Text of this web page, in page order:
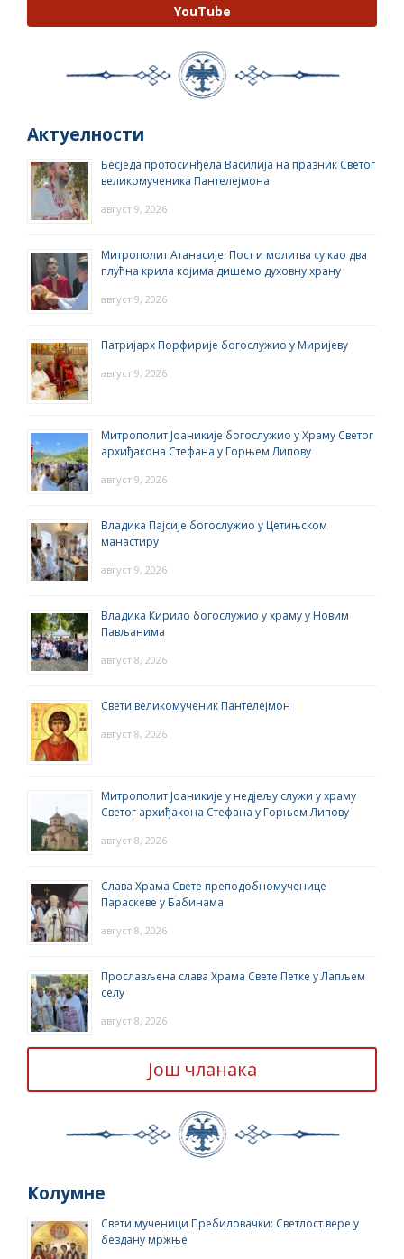
YouTube
Актуелности
Бесједа протосинђела Василија на празник Светог
великомученика Пантелејмона
август 9, 2026
Митрополит Атанасије: Пост и молитва су као два
плућна крила којима дишемо духовну храну
август 9, 2026
Патријарх Порфирије богослужио у Миријеву
август 9, 2026
Митрополит Јоаникије богослужио у Храму Светог
архиђакона Стефана у Горњем Липову
август 9, 2026
Владика Пајсије богослужио у Цетињском
манастиру
август 9, 2026
Владика Кирило богослужио у храму у Новим
Пављанима
август 8, 2026
Свети великомученик Пантелејмон
август 8, 2026
Митрополит Јоаникије у недјељу служи у храму
Светог архиђакона Стефана у Горњем Липову
август 8, 2026
Слава Храма Свете преподобномученице
Параскеве у Бабинама
август 8, 2026
Прослављена слава Храма Свете Петке у Лапљем
селу
август 8, 2026
Још чланака
Колумне
Свети мученици Пребиловачки: Светлост вере у
бездану мржње